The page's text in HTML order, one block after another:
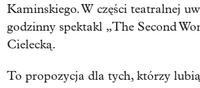
Kaminskiego. W części teatralnej
godzinny spektakl „The Second
Cielecką.
To propozycja dla tych, którzy